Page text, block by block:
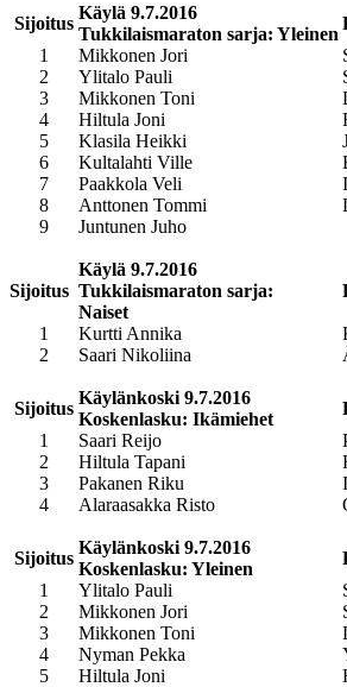
Sijoitus
Käylä 9.7.2016
Tukkilaismaraton sarja: Yleinen
1
Mikkonen Jori
2
Ylitalo Pauli
3
Mikkonen Toni
4
Hiltula Joni
5
Klasila Heikki
6
Kultalahti Ville
7
Paakkola Veli
8
Anttonen Tommi
9
Juntunen Juho
Sijoitus
Käylä 9.7.2016
Tukkilaismaraton sarja:
Naiset
1 Kurtti Annika
2
Saari Nikoliina
Sijoitus
Käylänkoski 9.7.2016
Koskenlasku: Ikämiehet
1
Saari Reijo
2
Hiltula Tapani
3
Pakanen Riku
4
Alaraasakka Risto
Sijoitus
Käylänkoski 9.7.2016
Koskenlasku: Yleinen
1
Ylitalo Pauli
2
Mikkonen Jori
3
Mikkonen Toni
4
Nyman Pekka
5
Hiltula Joni